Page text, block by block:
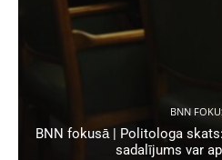
BNN
BNN fokusā | Politologa
sadalījums var